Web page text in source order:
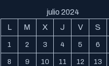
julio 2024
L
M X J V S
1 2 3 4 5 6
8 9 10 11 12 13